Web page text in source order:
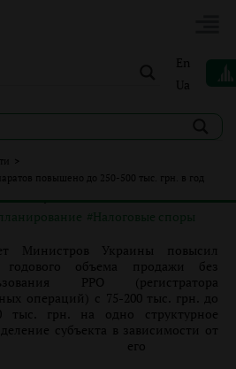
En
Ua
>
повышено до 250-500 тыс. грн. в год
аппаратов повышено до
| Новости
#Налоговые споры
Министров Украины повысил
годового объема продажи без
РРО (регистратора
операций) с 75-200 тыс. грн. до
тыс. грн. на одно структурное
субъекта в зависимости от
его